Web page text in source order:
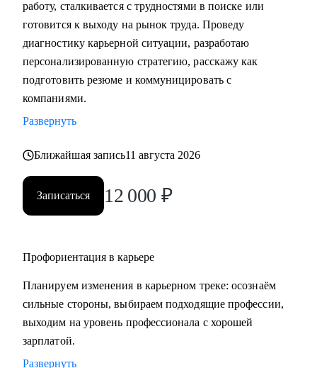
• Подготовка к собеседованию (скрининг с HR, финальное
с руководителем, опционально - подготовиться к
техническому собеседованию).
• Зарплатные переговоры (повышение или переговоры на
собеседовании).
сделать так, чтобы руководитель заметил и наконец начал
Кому могу помочь:
• Студентам бакалавриата/магистратуры/аспирантуры
технических направлений;
Digital, Образование);
• Middle и C-level менеджерам.
• Основные направления:
- IT (разработка, тестирование, администрирование,
работу, сталкивается с трудностями в поиске или
готовится к выходу на рынок труда. Проведу
диагностику карьерной ситуации, разработаю
персонализированную стратегию, расскажу как
подготовить резюме и коммуницировать с
компаниями.
Развернуть
Ближайшая запись11 августа 2026
Записаться 12 000 ₽
Профориентация в карьере
Планируем изменения в карьерном треке: осознаём
сильные стороны, выбираем подходящие профессии,
выходим на уровень профессионала с хорошей
зарплатой.
Развернуть